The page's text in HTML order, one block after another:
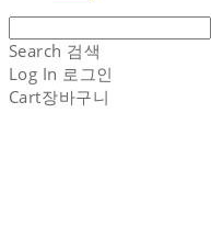
Search 검색
Log In 로그인
Cart장바구니